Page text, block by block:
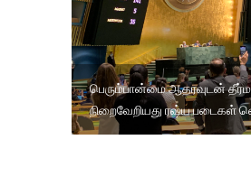
பெரும்பான்மை ஆதரவுடன்
நிறைவேறியது ரஷ்ய படைகள்